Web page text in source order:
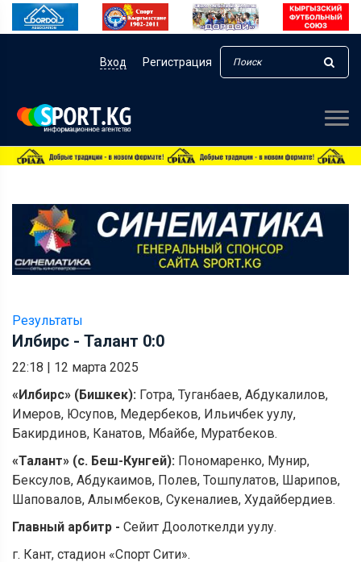
Вход Регистрация
Результаты
Илбирс - Талант 0:0
22:18 | 12 марта 2025
«Илбирс» (Бишкек): Готра, Туганбаев, Абдукалилов,
Имеров, Юсупов, Медербеков, Ильичбек уулу,
Бакирдинов, Канатов, Мбайбе, Муратбеков.
«Талант» (с. Беш-Кунгей): Пономаренко, Мунир,
Бексулов, Абдукаимов, Полев, Тошпулатов, Шарипов,
Шаповалов, Алымбеков, Сукеналиев, Худайбердиев.
Главный арбитр - Сейит Доолоткелди уулу.
г. Кант, стадион «Спорт Сити».